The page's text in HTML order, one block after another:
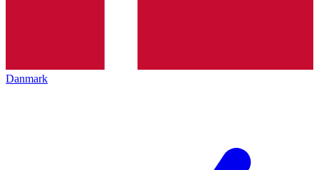
Danmark